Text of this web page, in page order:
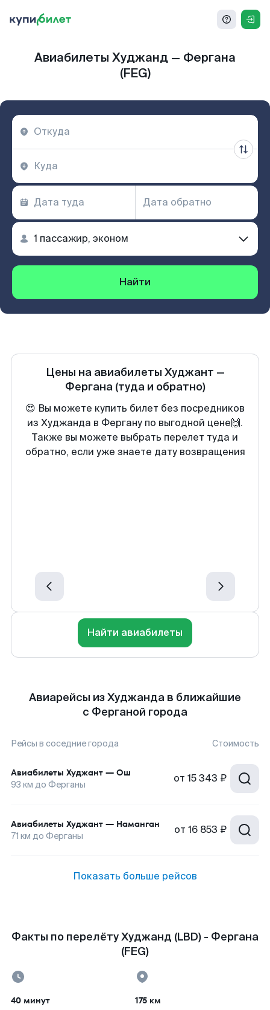
Авиабилеты Худжанд — Фергана
(FEG)
Найти
Цены на авиабилеты Худжант —
Фергана (туда и обратно)
😍 Вы можете купить билет без посредников
из Худжанда в Фергану по выгодной цене🙌.
Также вы можете выбрать перелет туда и
обратно, если уже знаете дату возвращения
Найти авиабилеты
Авиарейсы из Худжанда в ближайшие
с Ферганой города
Рейсы в соседние города Стоимость
Авиабилеты Худжант — Ош
93 км до Ферганы от 15 343 ₽
Авиабилеты Худжант — Наманган
71 км до Ферганы от 16 853 ₽
Показать больше рейсов
Факты по перелёту Худжанд (LBD) - Фергана
(FEG)
40 минут 175 км